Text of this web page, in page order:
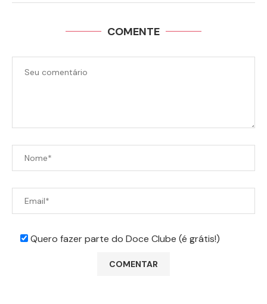
COMENTE
Quero fazer parte do Doce Clube (é grátis!)